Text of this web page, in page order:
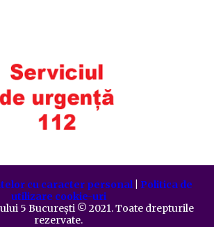
cu caracter personal| Politica de
utilizare cookie-uri
5 București ©️ 2021. Toate drepturile
rezervate.